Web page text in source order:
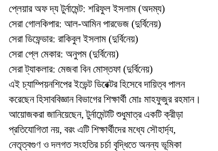
প্লেয়ার অফ দ্য টুর্নামেন্ট: শরিফুল ইসলাম (অদম্য)
সেরা গোলকিপার: আল-আমিন পারভেজ (দুর্বিনেয়)
সেরা ডিফেন্ডার: রাকিবুল ইসলাম (দুর্বিনেয়)
সেরা প্লে মেকার: অনুপম (দুর্বিনেয়)
সেরা ট্যাকলার: মেজবা বিন মোস্তফা (দুর্বিনেয়)
এই চ্যাম্পিয়নশিপের ইভেন্ট ডিরেক্টর হিসেবে দায়িত্ব পালন
করেছেন হিসাববিজ্ঞান বিভাগের শিক্ষার্থী মোঃ মাহফুজুর রহমান।
আয়োজকরা জানিয়েছেন, টুর্নামেন্টটি শুধুমাত্র একটি ক্রীড়া
প্রতিযোগিতা নয়, বরং এটি শিক্ষার্থীদের মধ্যে সৌহার্দ্য,
নেতৃত্বগুণ ও দলগত সংহতির চর্চা বৃদ্ধিতে অনন্য ভূমিকা